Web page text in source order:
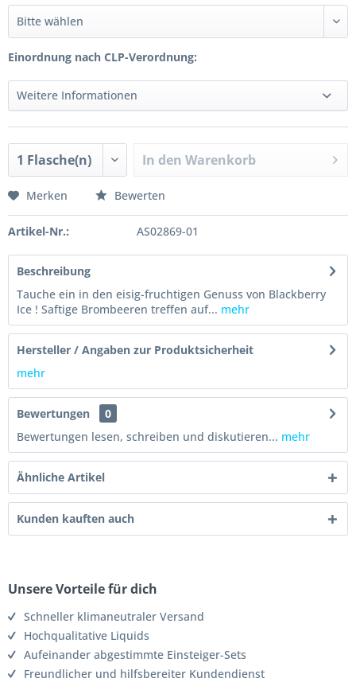
Einordnung nach CLP-Verordnung:
Weitere Informationen
In den Warenkorb
Merken Bewerten
Artikel-Nr.: AS02869-01
Beschreibung
Tauche ein in den eisig-fruchtigen Genuss von Blackberry
Ice ! Saftige Brombeeren treffen auf... mehr
Hersteller / Angaben zur Produktsicherheit
mehr
Bewertungen
0
Bewertungen lesen, schreiben und diskutieren... mehr
Ähnliche Artikel
Kunden kauften auch
Unsere Vorteile für dich
Schneller klimaneutraler Versand
Hochqualitative Liquids
Aufeinander abgestimmte Einsteiger-Sets
Freundlicher und hilfsbereiter Kundendienst